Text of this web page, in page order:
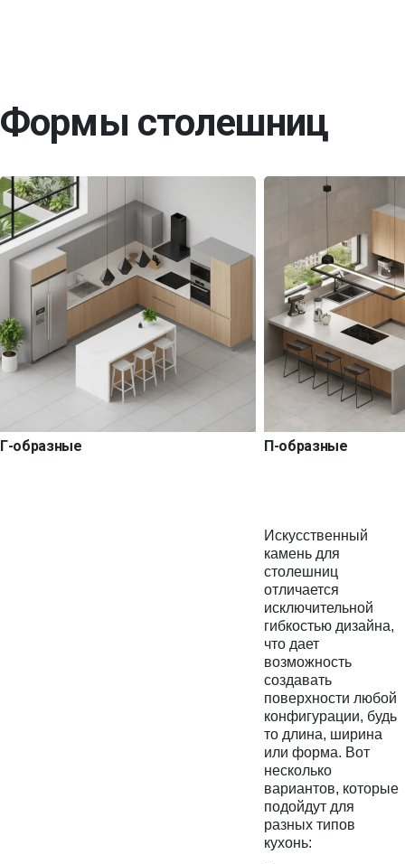
Формы столешниц
Г-образные П-образные
Искусственный
камень для
столешниц
отличается
исключительной
гибкостью дизайна,
что дает
возможность
создавать
поверхности любой
конфигурации, будь
то длина, ширина
или форма. Вот
несколько
вариантов, которые
подойдут для
разных типов
кухонь: